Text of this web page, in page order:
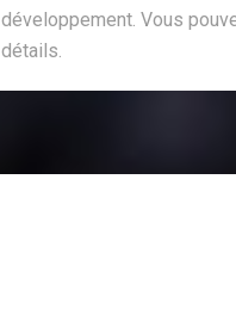
développement. Vous
détails.